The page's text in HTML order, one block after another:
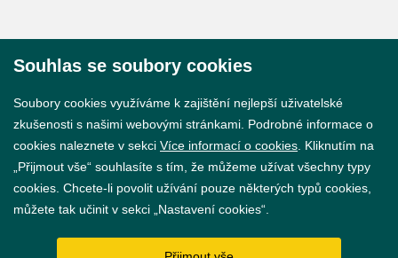
GDPR
Souhlas se soubory cookies
Soubory cookies využíváme k zajištění nejlepší uživatelské
zkušenosti s našimi webovými stránkami. Podrobné informace o
cookies naleznete v sekci Více informací o cookies . Kliknutím na
„Přijmout vše“ souhlasíte s tím, že můžeme užívat všechny typy
cookies. Chcete-li povolit užívání pouze některých typů cookies,
můžete tak učinit v sekci „Nastavení cookies“.